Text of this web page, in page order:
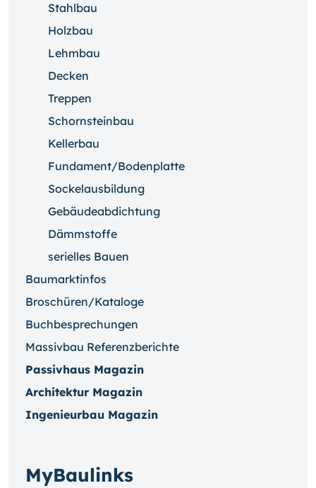
Stahlbau
Holzbau
Lehmbau
Decken
Treppen
Schornsteinbau
Kellerbau
Fundament/Bodenplatte
Sockelausbildung
Gebäudeabdichtung
Dämmstoffe
serielles Bauen
Baumarktinfos
Broschüren/Kataloge
Buchbesprechungen
Massivbau Referenzberichte
Passivhaus Magazin
Architektur Magazin
Ingenieurbau Magazin
MyBaulinks